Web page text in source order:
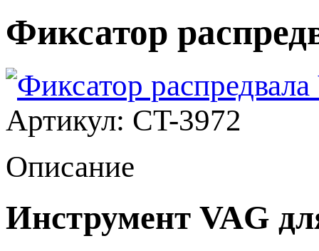
Фиксатор
Артикул: CT-3972
Описание
Инструмент VAG